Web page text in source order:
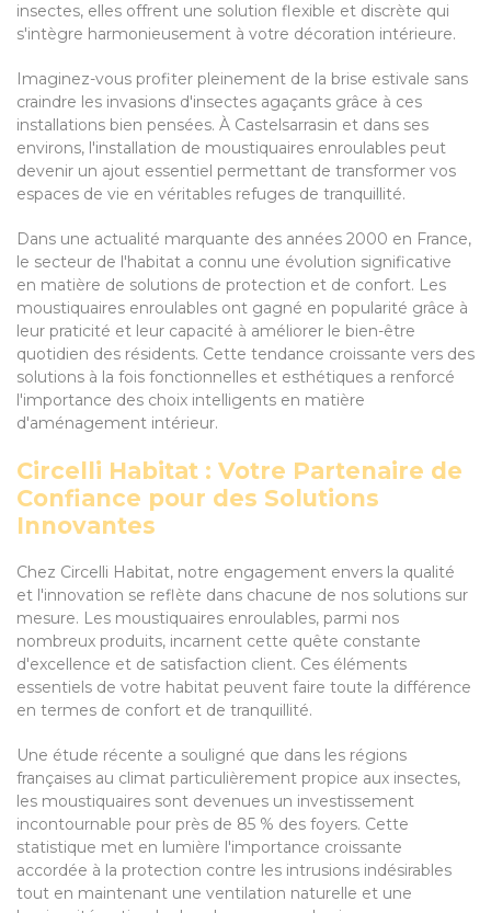
insectes, elles offrent une solution flexible et discrète qui
s'intègre harmonieusement à votre décoration intérieure.
Imaginez-vous profiter pleinement de la brise estivale sans
craindre les invasions d'insectes agaçants grâce à ces
installations bien pensées. À Castelsarrasin et dans ses
environs, l'installation de moustiquaires enroulables peut
devenir un ajout essentiel permettant de transformer vos
espaces de vie en véritables refuges de tranquillité.
Dans une actualité marquante des années 2000 en France,
le secteur de l'habitat a connu une évolution significative
en matière de solutions de protection et de confort. Les
moustiquaires enroulables ont gagné en popularité grâce à
leur praticité et leur capacité à améliorer le bien-être
quotidien des résidents. Cette tendance croissante vers des
solutions à la fois fonctionnelles et esthétiques a renforcé
l'importance des choix intelligents en matière
d'aménagement intérieur.
Circelli Habitat : Votre Partenaire de
Confiance pour des Solutions
Innovantes
Chez Circelli Habitat, notre engagement envers la qualité
et l'innovation se reflète dans chacune de nos solutions sur
mesure. Les moustiquaires enroulables, parmi nos
nombreux produits, incarnent cette quête constante
d'excellence et de satisfaction client. Ces éléments
essentiels de votre habitat peuvent faire toute la différence
en termes de confort et de tranquillité.
Une étude récente a souligné que dans les régions
françaises au climat particulièrement propice aux insectes,
les moustiquaires sont devenues un investissement
incontournable pour près de 85 % des foyers. Cette
statistique met en lumière l'importance croissante
accordée à la protection contre les intrusions indésirables
tout en maintenant une ventilation naturelle et une